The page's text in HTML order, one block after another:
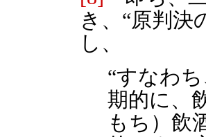
き、“原判決
し、
“すなわ
期的に、
もち）飲